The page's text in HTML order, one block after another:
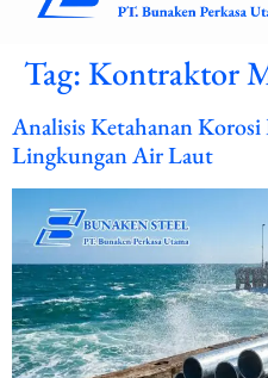
Tag: Kontraktor
Analisis Ketahanan
Lingkungan Air Laut